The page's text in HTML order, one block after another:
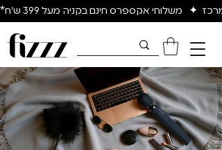
✦   משלוחי אקספרס חינם בקניה מעל 399 ש״ח*